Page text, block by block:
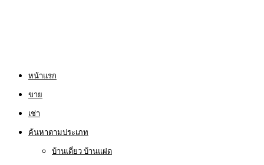
หน้าแรก
ขาย
เช่า
ค้นหาตามประเภท
บ้านเดี่ยว บ้านแฝด